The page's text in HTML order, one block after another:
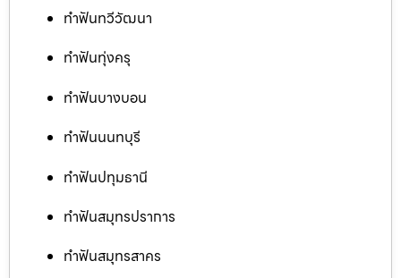
ทำฟันทวีวัฒนา
ทำฟันทุ่งครุ
ทำฟันบางบอน
ทำฟันนนทบุรี
ทำฟันปทุมธานี
ทำฟันสมุทรปราการ
ทำฟันสมุทรสาคร